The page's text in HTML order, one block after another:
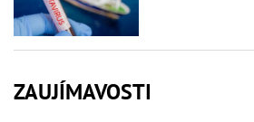
ZAUJÍMAVOSTI